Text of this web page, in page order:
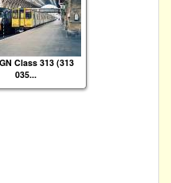
Class 313 (313
035...